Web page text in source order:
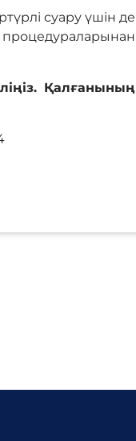
суару үшін де
Қалғанының